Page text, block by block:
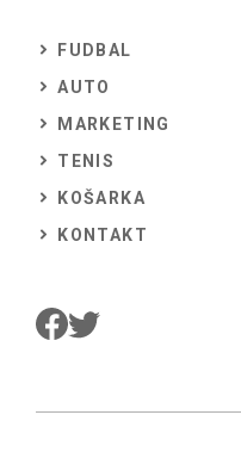
FUDBAL
AUTO
MARKETING
TENIS
KOŠARKA
KONTAKT